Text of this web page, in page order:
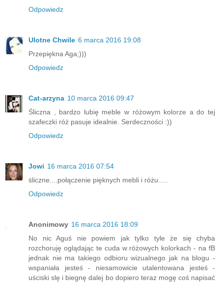
Odpowiedz
Ulotne Chwile 6 marca 2016 19:08
Przepiękna Aga;)))
Odpowiedz
Cat-arzyna 10 marca 2016 09:47
Śliczna , bardzo lubię meble w różowym kolorze a do tej
szafeczki róż pasuje idealnie. Serdeczności :))
Odpowiedz
Jowi 16 marca 2016 07:54
śliczne....połączenie pięknych mebli i różu.....
Odpowiedz
Anonimowy 16 marca 2016 18:09
No nic Aguś nie powiem jak tylko tyle że się chyba
rozchoruję oglądając te cuda w różowych kolorkach - na fB
jednak nie ma takiego odbioru wizualnego jak na blogu -
wspaniała jesteś - niesamowicie utalentowana jesteś -
uściski slę i biegnę dalej bo dopiero teraz mogę coś napisać